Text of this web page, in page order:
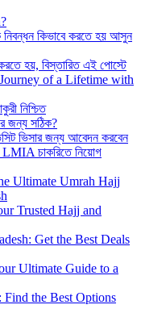
নিবন্ধন কিভাবে করতে হয় আসুন
হয়, বিস্তারিত এই পোস্টে
of a Lifetime with
নিশ্চিত
জন্য সঠিক?
ভিসার জন্য আবেদন করবেন
LMIA চাকরিতে নিয়োগ
Ultimate Umrah Hajj
Trusted Hajj and
Get the Best Deals
Ultimate Guide to a
the Best Options